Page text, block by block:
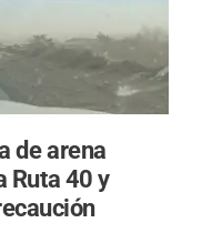
de arena
Ruta 40 y